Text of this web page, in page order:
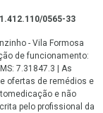
0565-33
- Vila Formosa
de funcionamento:
7.31847.3 | As
ofertas de remédios e
e não
pelo profissional da